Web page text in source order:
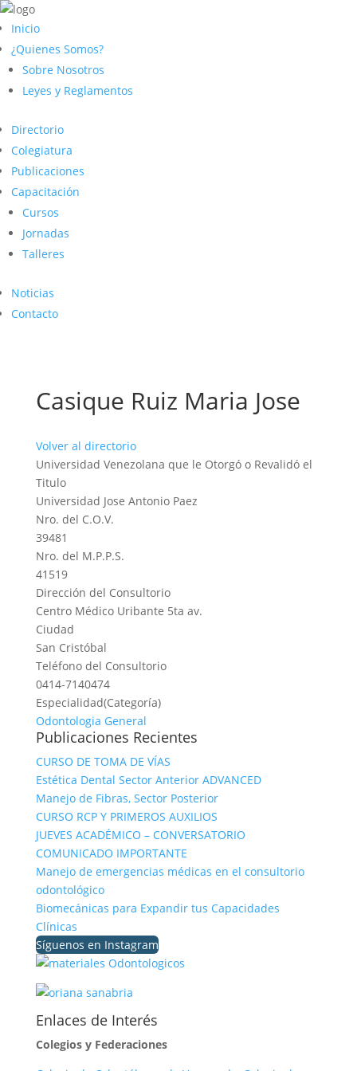
Inicio
¿Quienes Somos?
Sobre Nosotros
Leyes y Reglamentos
Directorio
Colegiatura
Publicaciones
Capacitación
Cursos
Jornadas
Talleres
Noticias
Contacto
Casique Ruiz Maria Jose
Volver al directorio
Universidad Venezolana que le Otorgó o Revalidó el
Titulo
Universidad Jose Antonio Paez
Nro. del C.O.V.
39481
Nro. del M.P.P.S.
41519
Dirección del Consultorio
Centro Médico Uribante 5ta av.
Ciudad
San Cristóbal
Teléfono del Consultorio
0414-7140474
Especialidad(Categoría)
Odontologia General
Publicaciones Recientes
CURSO DE TOMA DE VÍAS
Estética Dental Sector Anterior ADVANCED
Manejo de Fibras, Sector Posterior
CURSO RCP Y PRIMEROS AUXILIOS
JUEVES ACADÉMICO – CONVERSATORIO
COMUNICADO IMPORTANTE
Manejo de emergencias médicas en el consultorio
odontológico
Biomecánicas para Expandir tus Capacidades
Clínicas
Síguenos en Instagram
Enlaces de Interés
Colegios y Federaciones